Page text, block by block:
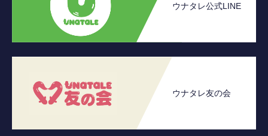
ウナタレ公式LINE
ウナタレ友の会